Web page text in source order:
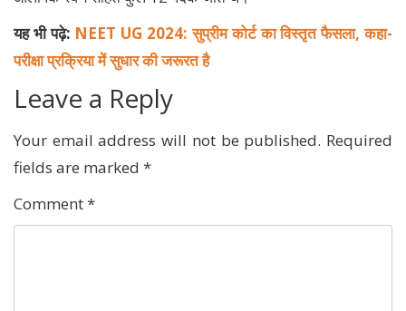
यह भी पढ़े: NEET UG 2024: सुप्रीम कोर्ट का विस्तृत फैसला, कहा-
परीक्षा प्रक्रिया में सुधार की जरूरत है
Leave a Reply
Your email address will not be published. Required
fields are marked *
Comment*